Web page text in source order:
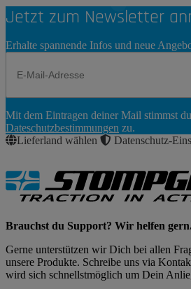
Jetzt zum Newsletter
Erhalte spannende Infos und neue
Abonnieren
Mit dem Eintragen deiner Mail stimmst
Dateschutzbestimmungen zu.
Lieferland wählen
Datenschutz-
Brauchst du Support? Wir helfen
Gerne unterstützen wir Dich bei allen
unsere Produkte. Schreibe uns via
wird sich schnellstmöglich um Dein